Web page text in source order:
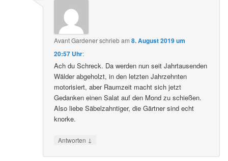
Avant Gardenerschriebam8. August 2019 um
20:57 Uhr:
Ach du Schreck. Da werden nun seit Jahrtausenden
Wälder abgeholzt, in den letzten Jahrzehnten
motorisiert, aber Raumzeit macht sich jetzt
Gedanken einen Salat auf den Mond zu schießen.
Also liebe Säbelzahntiger, die Gärtner sind echt
knorke.
Antworten ↓